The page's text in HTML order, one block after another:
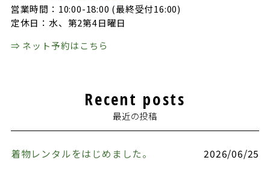
営業時間：10:00-18:00 (最終受付16:00)
定休日：水、第2第4日曜日
⇒ ネット予約はこちら
Recent posts
最近の投稿
着物レンタルをはじめました。
2026/06/25